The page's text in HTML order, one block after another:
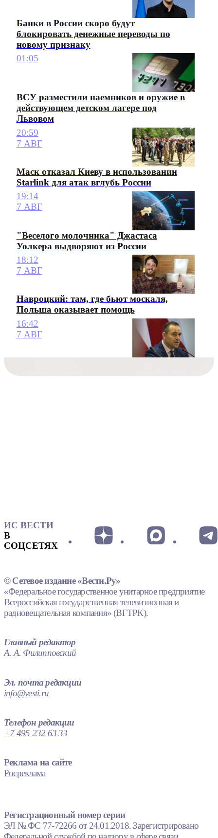
Банки в России скоро будут
блокировать денежные переводы по
новому признаку
01:05
ВСУ разместили наемников и оружие в
действующем детском лагере под
Львовом
20:59
7 АВГ
Маск отказал Киеву в использовании
Starlink для атак вглубь России
19:14
7 АВГ
"Веселого молочника" Джастаса
Уолкера выдворяют из России
18:12
7 АВГ
Навроцкий: там, где бьют москаля,
Польша оказывает помощь
16:42
7 АВГ
ИС ВЕСТИ
В
СОЦСЕТЯХ
© Сетевое издание «Вести.Ру»
«Федеральное государственное унитарное предприятие
Всероссийская государственная телевизионная и
радиовещательная компания» (ВГТРК).
Главный редактор
А. А. Филипповский
Эл. почта редакции
info@vesti.ru
Телефон редакции
+7 495 232 63 33
Реклама на сайте
Росреклама
Регистрационный номер серии
ЭЛ № ФС 77-72266 от 24.01.2018. Зарегистрировано